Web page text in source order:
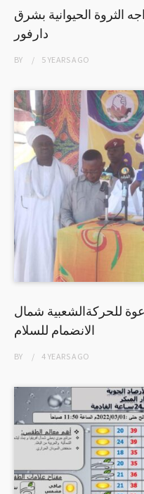
الثروة الحيوانية بشرق
دارفور
BY 5 YEARSAGO
للحركةالشعبية شمال
الانضمام للسلام
BY 4 YEARSAGO